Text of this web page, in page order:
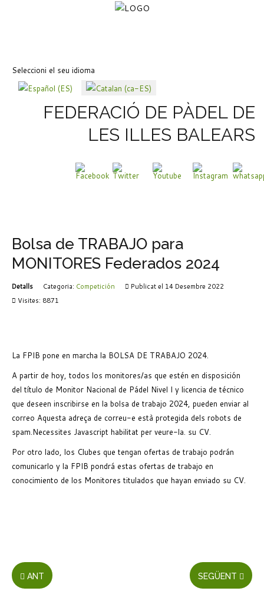
Seleccioni el seu idioma
FEDERACIÓ DE PÀDEL DE
LES ILLES BALEARS
Bolsa de TRABAJO para
MONITORES Federados 2024
Detalls Categoria: Competición
Publicat el 14 Desembre 2022
Visites: 8871
La FPIB pone en marcha la BOLSA DE TRABAJO 2024.
A partir de hoy, todos los monitores/as que estén en disposición
del título de Monitor Nacional de Pádel Nivel I y licencia de técnico
que deseen inscribirse en la bolsa de trabajo 2024, pueden enviar al
correo Aquesta adreça de correu-e està protegida dels robots de
spam.Necessites Javascript habilitat per veure-la. su CV.
Por otro lado, los Clubes que tengan ofertas de trabajo podrán
comunicarlo y la FPIB pondrá estas ofertas de trabajo en
conocimiento de los Monitores titulados que hayan enviado su CV.
ANT SEGÜENT